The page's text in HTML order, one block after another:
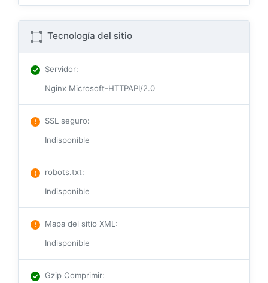
Tecnología del sitio
Servidor:
Nginx Microsoft-HTTPAPI/2.0
SSL seguro:
Indisponible
robots.txt:
Indisponible
Mapa del sitio XML:
Indisponible
Gzip Comprimir: